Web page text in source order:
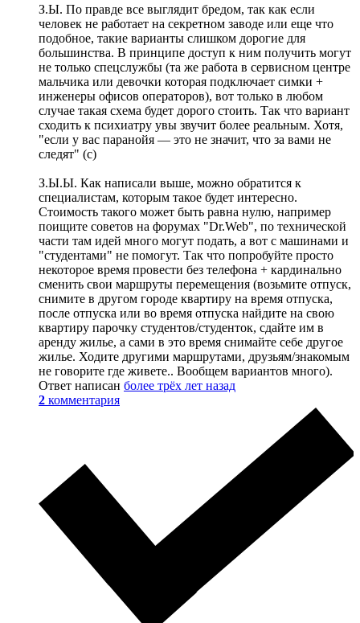
З.Ы. По правде все выглядит бредом, так как если
человек не работает на секретном заводе или еще что
подобное, такие варианты слишком дорогие для
большинства. В принципе доступ к ним получить могут
не только спецслужбы (та же работа в сервисном центре
мальчика или девочки которая подключает симки +
инженеры офисов операторов), вот только в любом
случае такая схема будет дорого стоить. Так что вариант
сходить к психиатру увы звучит более реальным. Хотя,
"если у вас паранойя — это не значит, что за вами не
следят" (с)
З.Ы.Ы. Как написали выше, можно обратится к
специалистам, которым такое будет интересно.
Стоимость такого может быть равна нулю, например
поищите советов на форумах "Dr.Web", по технической
части там идей много могут подать, а вот с машинами и
"студентами" не помогут. Так что попробуйте просто
некоторое время провести без телефона + кардинально
сменить свои маршруты перемещения (возьмите отпуск,
снимите в другом городе квартиру на время отпуска,
после отпуска или во время отпуска найдите на свою
квартиру парочку студентов/студенток, сдайте им в
аренду жилье, а сами в это время снимайте себе другое
жилье. Ходите другими маршрутами, друзьям/знакомым
не говорите где живете.. Вообщем вариантов много).
Ответ написан более трёх лет назад
2 комментария